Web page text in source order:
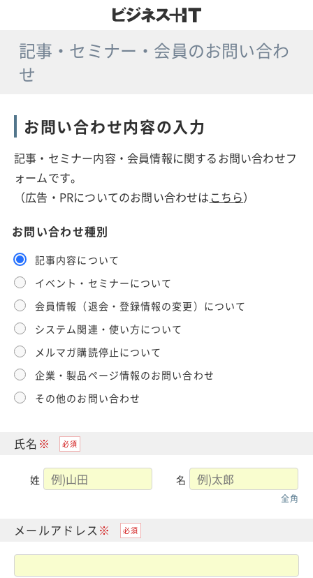
記事・セミナー・会員のお問い合わ
せ
お問い合わせ内容の入力
記事・セミナー内容・会員情報に関するお問い合わせフ
ォームです。
（広告・PRについてのお問い合わせはこちら）
お問い合わせ種別
記事内容について
イベント・セミナーについて
会員情報（退会・登録情報の変更）について
システム関連・使い方について
メルマガ購読停止について
企業・製品ページ情報のお問い合わせ
その他のお問い合わせ
氏名
姓 名
全角
メールアドレス